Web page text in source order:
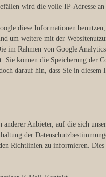
wird die volle IP-Adresse
diese Informationen
um weitere mit der
im Rahmen von Google
Sie können die Speicherung der
darauf hin, dass Sie in diesem
anderer Anbieter, auf die sich
der
Richtlinien zu informieren.